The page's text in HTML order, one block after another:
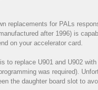
replacements for PALs
after 1996) is
on your accelerator card.
to replace U901 and U902
was required).
the daughter board slot to